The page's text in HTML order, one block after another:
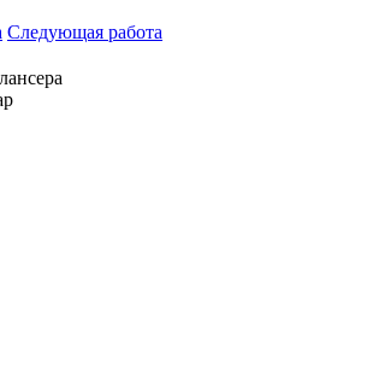
Следующая работа